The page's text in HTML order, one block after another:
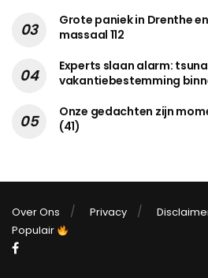
Grote paniek in Drenthe
massaal 112
Experts slaan alarm:
vakantiebestemming
Onze gedachten zijn
(41)
Over Ons Privacy
Populair